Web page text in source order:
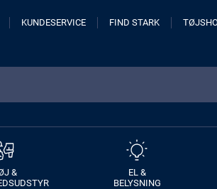
KUNDESERVICE FIND STARK
&
EL &
BELYSNING